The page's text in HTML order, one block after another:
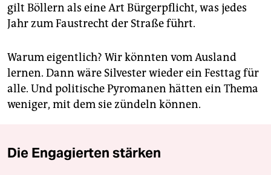
gilt Böllern als eine Art Bürgerpflicht, was jedes
Jahr zum Faustrecht der Straße führt.
Warum eigentlich? Wir könnten vom Ausland
lernen. Dann wäre Silvester wieder ein Festtag für
alle. Und politische Pyromanen hätten ein Thema
weniger, mit dem sie zündeln können.
Die Engagierten stärken